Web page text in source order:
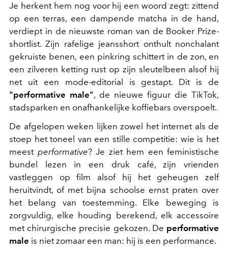
Je herkent hem nog voor hij een woord zegt: zittend
op een terras, een dampende matcha in de hand,
verdiept in de nieuwste roman van de Booker Prize-
shortlist. Zijn rafelige jeansshort onthult nonchalant
gekruiste benen, een pinkring schittert in de zon, en
een zilveren ketting rust op zijn sleutelbeen alsof hij
net uit een mode-editorial is gestapt. Dit is de
"performative male", de nieuwe figuur die TikTok,
stadsparken en onafhankelijke koffiebars overspoelt.
De afgelopen weken lijken zowel het internet als de
stoep het toneel van een stille competitie: wie is het
meest performative? Je ziet hem een feministische
bundel lezen in een druk café, zijn vrienden
vastleggen op film alsof hij het geheugen zelf
heruitvindt, of met bijna schoolse ernst praten over
het belang van toestemming. Elke beweging is
zorgvuldig, elke houding berekend, elk accessoire
met chirurgische precisie gekozen. De performative
male is niet zomaar een man: hij ís een performance.